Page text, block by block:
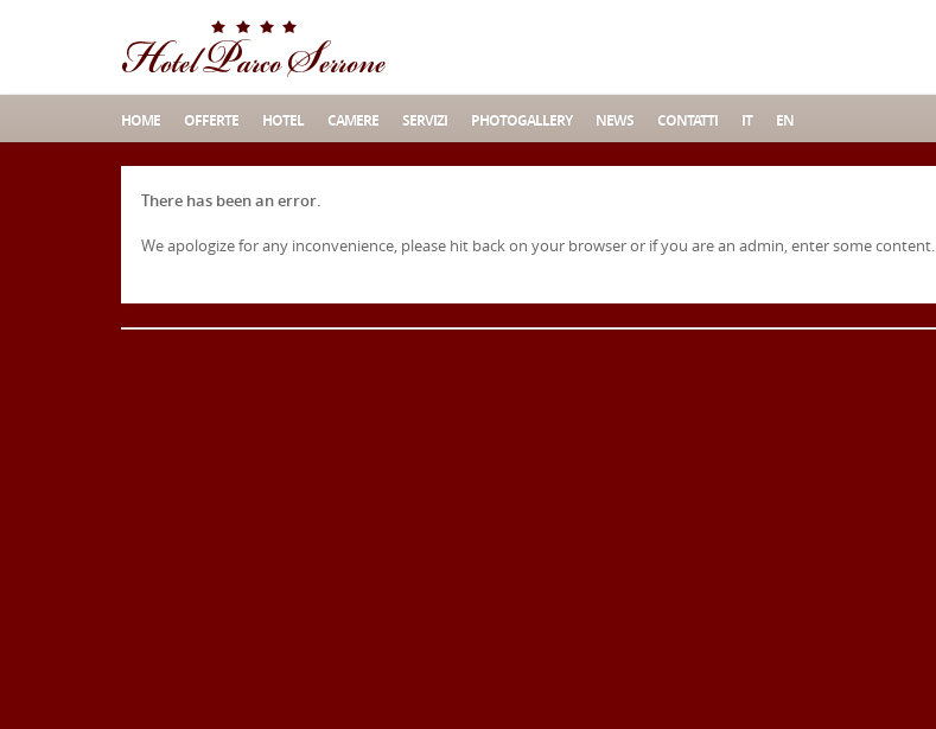
HOME OFFERTE HOTEL CAMERE SERVIZI PHOTOGALLERY NEWS CONTATTI IT EN
There has been an error.
We apologize for any inconvenience, please hit back on your browser or if you are an admin, enter some content.